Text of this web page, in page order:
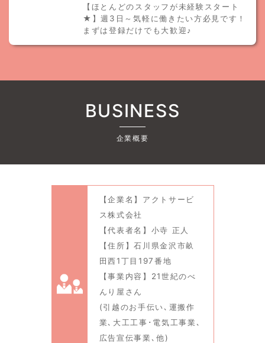
【ほとんどのスタッフが未経験スタート
★】週3日～気軽に働きたい方必見です！
まずは登録だけでも大歓迎♪
BUSINESS
企業概要
【企業名】アクトサービ
ス株式会社
【代表者名】小寺 正人
【住所】石川県金沢市畝
田西1丁目197番地
【事業内容】21世紀のべ
んり屋さん
(引越のお手伝い､運搬作
業､大工工事･電気工事業､
広告宣伝事業､他)